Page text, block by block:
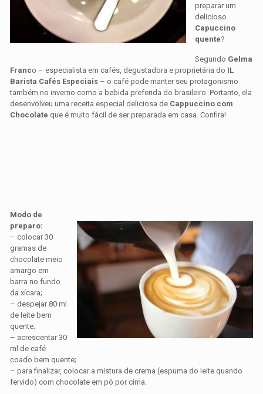
preparar um
delicioso
Capuccino
quente?
Segundo Gelma
Franco – especialista em cafés, degustadora e proprietária do IL
Barista Cafés Especiais – o café pode manter seu protagonismo
também no inverno como a bebida preferida do brasileiro. Portanto, ela
desenvolveu uma receita especial deliciosa de Cappuccino com
Chocolate que é muito fácil de ser preparada em casa. Confira!
Modo de
preparo:
– colocar 30
gramas de
chocolate meio
amargo em
barra no fundo
da xícara;
– despejar 80 ml
de leite bem
quente;
– acrescentar 30
ml de café
coado bem quente;
– para finalizar, colocar a mistura de crema (espuma do leite quando
fervido) com chocolate em pó por cima.